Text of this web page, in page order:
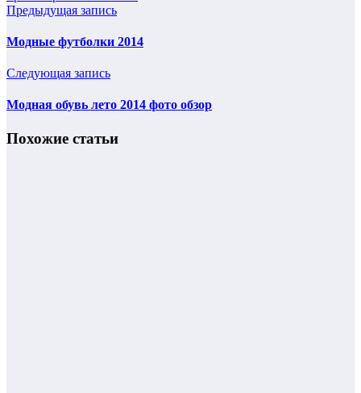
Предыдущая запись
Модные футболки 2014
Следующая запись
Модная обувь лето 2014 фото обзор
Похожие статьи